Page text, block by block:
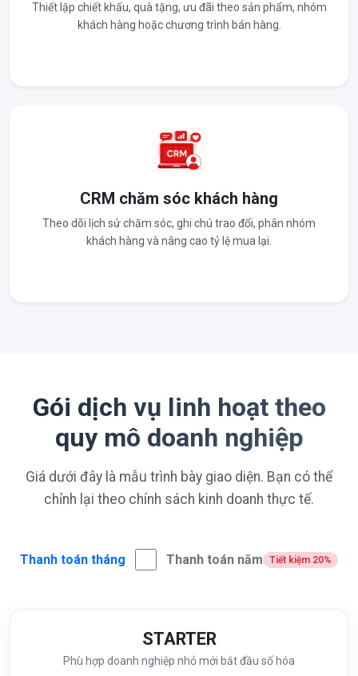
Thiết lập chiết khấu, quà tặng, ưu đãi theo sản phẩm, nhóm
khách hàng hoặc chương trình bán hàng.
CRM chăm sóc khách hàng
Theo dõi lịch sử chăm sóc, ghi chú trao đổi, phân nhóm
khách hàng và nâng cao tỷ lệ mua lại.
Gói dịch vụ linh hoạt theo
quy mô doanh nghiệp
Giá dưới đây là mẫu trình bày giao diện. Bạn có thể
chỉnh lại theo chính sách kinh doanh thực tế.
Thanh toán tháng Thanh toán năm Tiết kiệm 20%
STARTER
Phù hợp doanh nghiệp nhỏ mới bắt đầu số hóa